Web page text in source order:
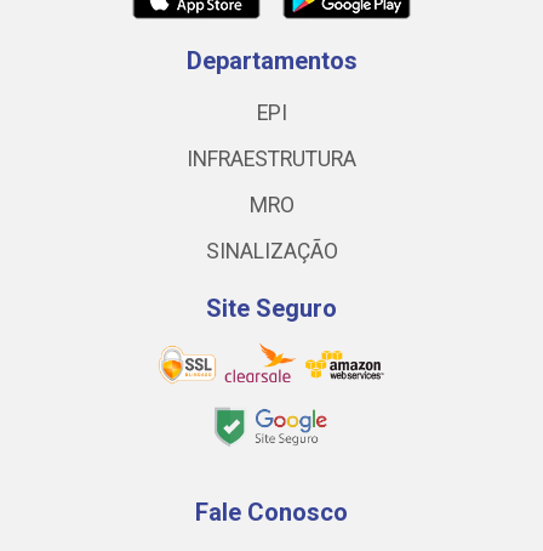
Departamentos
EPI
INFRAESTRUTURA
MRO
SINALIZAÇÃO
Site Seguro
Fale Conosco